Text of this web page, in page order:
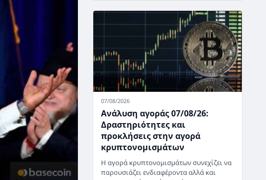
07/08/2026
Ανάλυση αγοράς 07/08/26:
Δραστηριότητες και
προκλήσεις στην αγορά
κρυπτονομισμάτων
Η αγορά κρυπτονομισμάτων συνεχίζει να
παρουσιάζει ενδιαφέροντα αλλά και